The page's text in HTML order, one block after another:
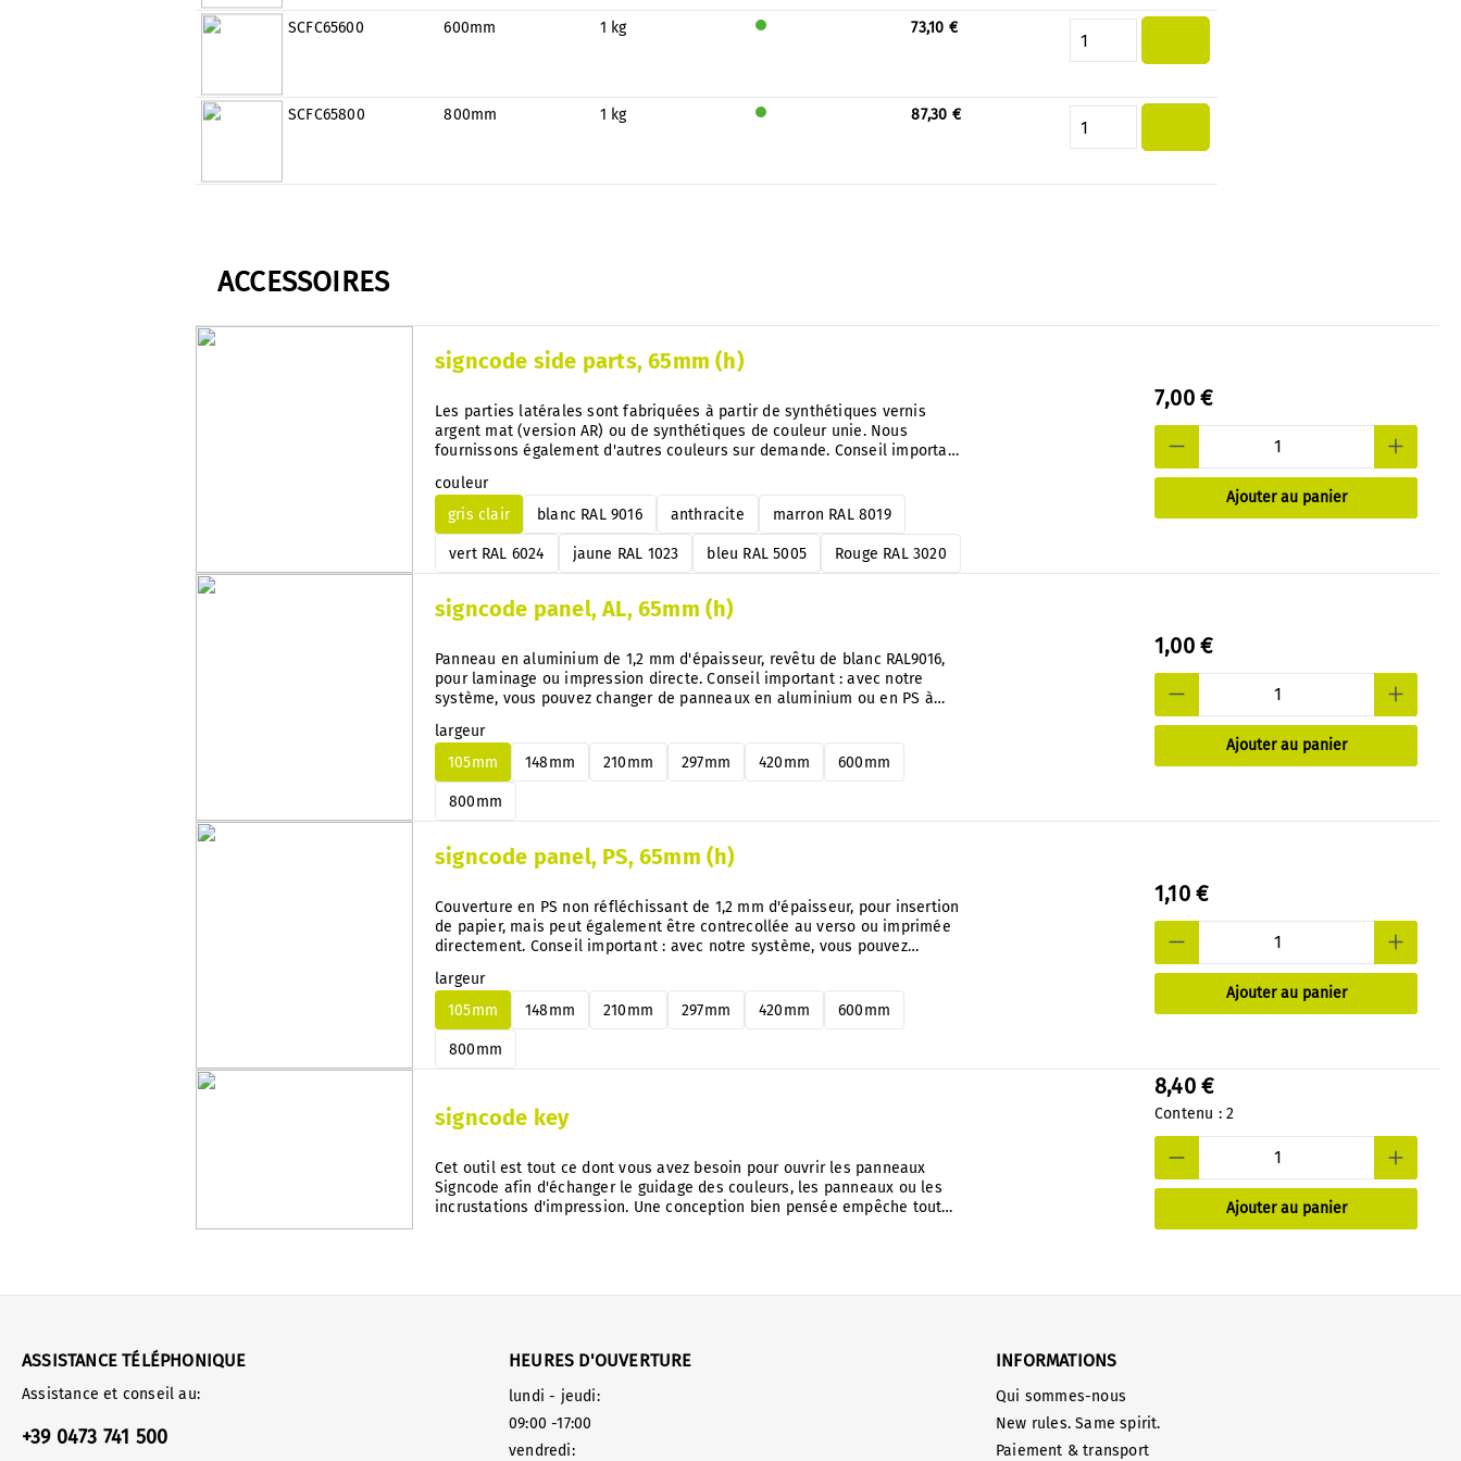
pour
SCFC65600 600mm 1 kg
pour
73,10 € Quantité de produit : Entrez la
SCFC65800 800mm 1 kg 87,30 € Quantité de produit : Entrez la
ACCESSOIRES
signcode side parts, 65mm (h)
Les parties latérales sont fabriquées à partir de synthétiques vernis
argent mat (version AR) ou de synthétiques de couleur unie. Nous
fournissons également d'autres couleurs sur demande. Conseil important
indications de couleur directement sur les panneaux montés.
couleur
gris clair
blanc RAL 9016 anthracite marron RAL 8019
vert RAL 6024 jaune RAL 1023 bleu RAL 5005 Rouge RAL 3020
7,00 €
Ajouter au panier
signcode panel, AL, 65mm (h)
Panneau en aluminium de 1,2 mm d'épaisseur, revêtu de blanc RAL9016,
pour laminage ou impression directe. Conseil important : avec notre
système, vous pouvez changer de panneaux en aluminium ou en PS à
largeur
105mm
148mm 210mm 297mm 420mm 600mm
800mm
1,00 €
Ajouter au panier
signcode panel, PS, 65mm (h)
Couverture en PS non réfléchissant de 1,2 mm d'épaisseur, pour insertion
de papier, mais peut également être contrecollée au verso ou imprimée
directement. Conseil important : avec notre système, vous pouvez
en PS, sans les démonter.
largeur
105mm
148mm 210mm 297mm 420mm 600mm
800mm
1,10 €
Ajouter au panier
signcode key
Cet outil est tout ce dont vous avez besoin pour ouvrir les panneaux
Signcode afin d'échanger le guidage des couleurs, les panneaux ou les
incrustations d'impression. Une conception bien pensée empêche tout
8,40 €
Contenu : 2
Ajouter au panier
ASSISTANCE TÉLÉPHONIQUE
Assistance et conseil au:
+39 0473 741 500
HEURES D'OUVERTURE
lundi - jeudi:
09:00 -17:00
vendredi:
INFORMATIONS
Qui sommes-nous
New rules. Same spirit.
Paiement & transport